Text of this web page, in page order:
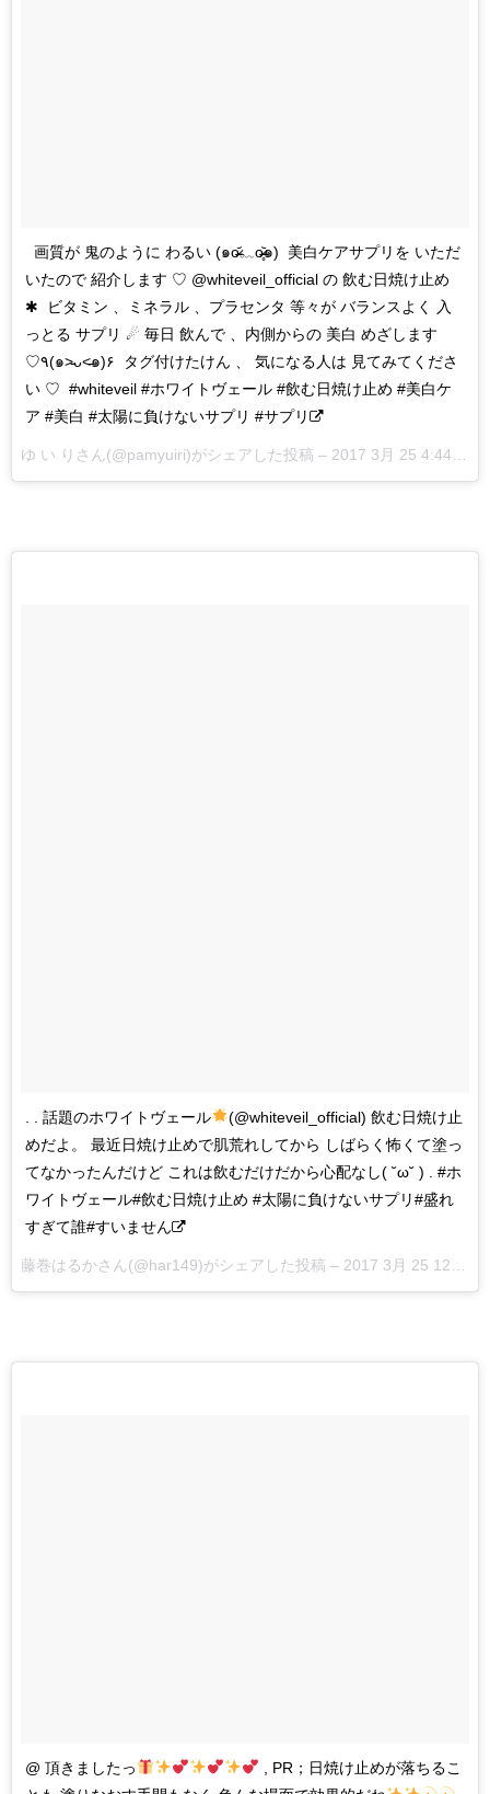
ㅤ ㅤ 画質が 鬼のように わるい (๑o̴̶̷᷄﹏o̴̶̷̥᷅๑) ㅤ 美白ケアサプリを いただ
いたので 紹介します ♡ @whiteveil_official の 飲む日焼け止め
✱︎ ㅤ ビタミン 、ミネラル 、プラセンタ 等々が バランスよく 入
っとる サプリ ☄︎ 毎日 飲んで 、内側からの 美白 めざします
♡٩(๑˃̵ᴗ˂̵๑)۶ ㅤ タグ付けたけん 、 気になる人は 見てみてくださ
い ♡ ㅤ #whiteveil #ホワイトヴェール #飲む日焼け止め #美白ケ
ア #美白 #太陽に負けないサプリ #サプリ
ゆ い りさん(@pamyuiri)がシェアした投稿 – 2017 3月 25 4:44午前 PDT
. . 話題のホワイトヴェール
(@whiteveil_official) 飲む日焼け止
めだよ。 最近日焼け止めで肌荒れしてから しばらく怖くて塗っ
てなかったんだけど これは飲むだけだから心配なし( ˘ω˘ ) . #ホ
ワイトヴェール#飲む日焼け止め #太陽に負けないサプリ#盛れ
すぎて誰#すいません
藤巻はるかさん(@har149)がシェアした投稿 – 2017 3月 25 12:55午前 PDT
@ 頂きましたっ
, PR；日焼け止めが落ちるこ